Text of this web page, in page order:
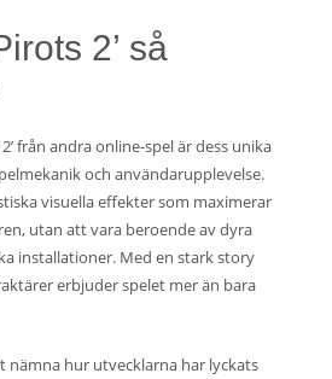
2’ så
från andra online-spel är dess unika
och användarupplevelse.
visuella effekter som maximerar
utan att vara beroende av dyra
installationer. Med en stark story
erbjuder spelet mer än bara
nämna hur utvecklarna har lyckats